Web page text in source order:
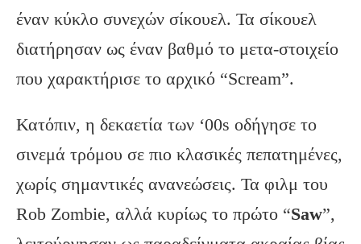
έναν κύκλο συνεχών σίκουελ. Τα σίκουελ
διατήρησαν ως έναν βαθμό το μετα-στοιχείο
που χαρακτήρισε το αρχικό “Scream”.
Κατόπιν, η δεκαετία των ‘00s οδήγησε το
σινεμά τρόμου σε πιο κλασικές πεπατημένες,
χωρίς σημαντικές ανανεώσεις. Τα φιλμ του
Rob Zombie, αλλά κυρίως το πρώτο “Saw”,